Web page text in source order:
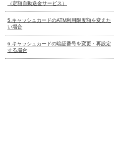
（定額自動送金サービス）
5.キャッシュカードのATM利用限度額を変えた
い場合
6.キャッシュカードの暗証番号を変更・再設定
する場合